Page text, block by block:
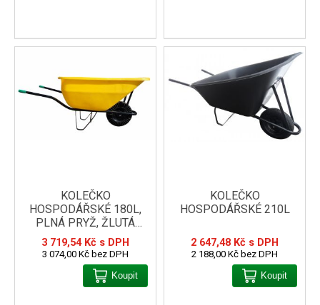
KOLEČKO
HOSPODÁŘSKÉ 180L,
PLNÁ PRYŽ, ŽLUTÁ
KORBA
3 719,54 Kč s DPH
3 074,00 Kč bez DPH
Koupit
KOLEČKO
HOSPODÁŘSKÉ 210L
2 647,48 Kč s DPH
2 188,00 Kč bez DPH
Koupit